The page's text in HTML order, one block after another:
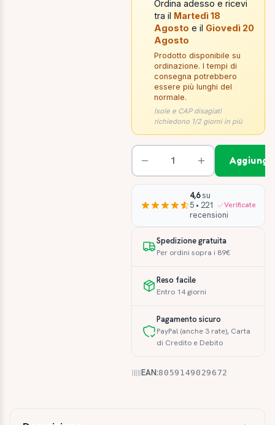
Ordina adesso e ricevi
tra il Martedì 18
Agosto e il Giovedì 20
Agosto
Prodotto disponibile su
ordinazione. I tempi di
consegna potrebbero
essere più lunghi del
normale.
Isole e CAP disagiati
richiedono 1/2 giorni in più
4,6su
5 • 221
recensioni
Verificate
Spedizione gratuita
Per ordini sopra i 89€
Reso facile
Entro 14 giorni
Pagamento sicuro
PayPal (anche 3 rate), Carta
di Credito e Debito
EAN:8059149029672